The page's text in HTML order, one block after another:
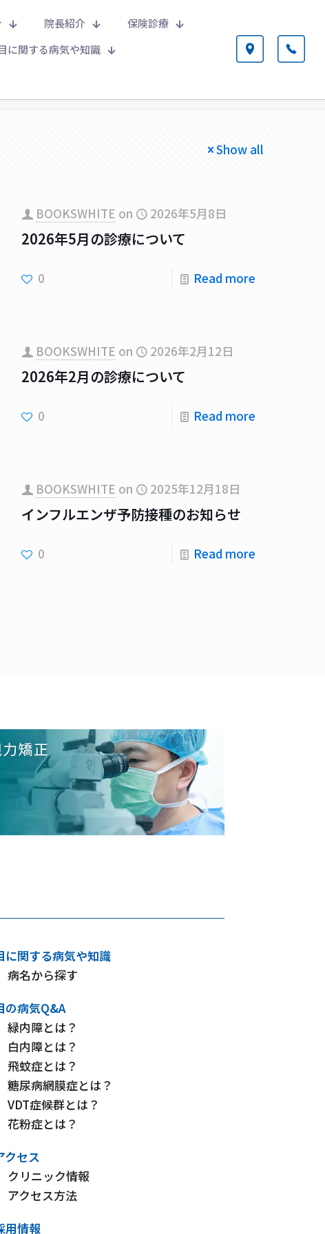
院長紹介
保険診療
に関する病気や知識
Show all
BOOKSWHITE on 2026年5月8日
2026年5月の診療について
0 Read more
BOOKSWHITE on 2026年2月12日
2026年2月の診療について
0 Read more
BOOKSWHITE on 2025年12月18日
インフルエンザ予防接種のお知らせ
0 Read more
に関する病気や知識
病名から探す
の病気Q&A
緑内障とは？
白内障とは？
飛蚊症とは？
糖尿病網膜症とは？
VDT症候群とは？
花粉症とは？
クセス
クリニック情報
アクセス方法
用情報